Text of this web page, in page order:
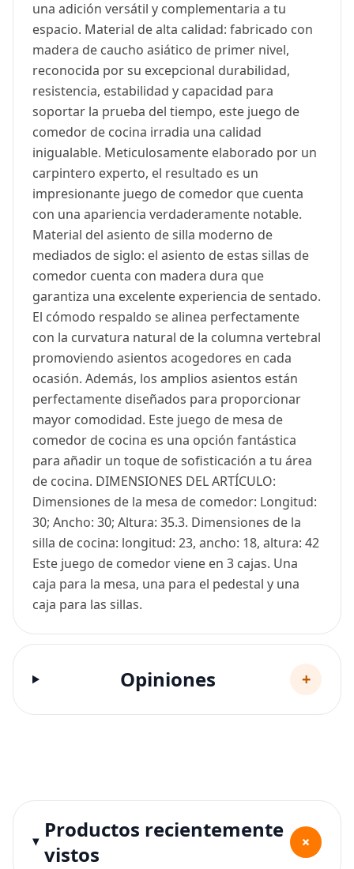
una adición versátil y complementaria a tu
espacio. Material de alta calidad: fabricado con
madera de caucho asiático de primer nivel,
reconocida por su excepcional durabilidad,
resistencia, estabilidad y capacidad para
soportar la prueba del tiempo, este juego de
comedor de cocina irradia una calidad
inigualable. Meticulosamente elaborado por un
carpintero experto, el resultado es un
impresionante juego de comedor que cuenta
con una apariencia verdaderamente notable.
Material del asiento de silla moderno de
mediados de siglo: el asiento de estas sillas de
comedor cuenta con madera dura que
garantiza una excelente experiencia de sentado.
El cómodo respaldo se alinea perfectamente
con la curvatura natural de la columna vertebral
promoviendo asientos acogedores en cada
ocasión. Además, los amplios asientos están
perfectamente diseñados para proporcionar
mayor comodidad. Este juego de mesa de
comedor de cocina es una opción fantástica
para añadir un toque de sofisticación a tu área
de cocina. DIMENSIONES DEL ARTÍCULO:
Dimensiones de la mesa de comedor: Longitud:
30; Ancho: 30; Altura: 35.3. Dimensiones de la
silla de cocina: longitud: 23, ancho: 18, altura: 42
Este juego de comedor viene en 3 cajas. Una
caja para la mesa, una para el pedestal y una
caja para las sillas.
Opiniones +
Productos recientemente
vistos
+